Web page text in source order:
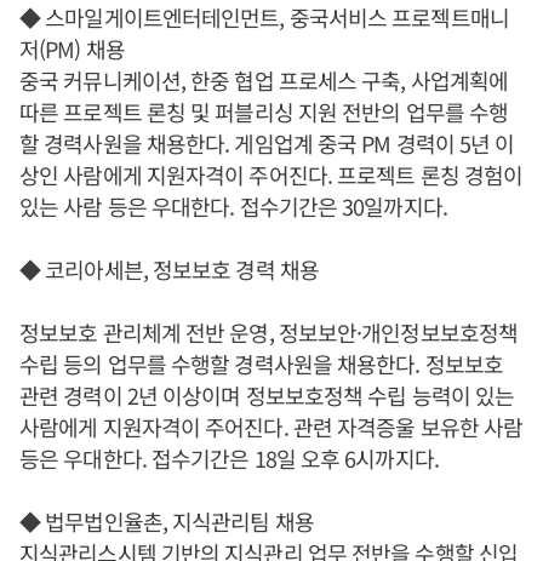
◆ 스마일게이트엔터테인먼트, 중국서비스 프로젝트매니
저(PM) 채용
중국 커뮤니케이션, 한중 협업 프로세스 구축, 사업계획에
따른 프로젝트 론칭 및 퍼블리싱 지원 전반의 업무를 수행
할 경력사원을 채용한다. 게임업계 중국 PM 경력이 5년 이
상인 사람에게 지원자격이 주어진다. 프로젝트 론칭 경험이
있는 사람 등은 우대한다. 접수기간은 30일까지다.
◆ 코리아세븐, 정보보호 경력 채용
정보보호 관리체계 전반 운영, 정보보안·개인정보보호정책
수립 등의 업무를 수행할 경력사원을 채용한다. 정보보호
관련 경력이 2년 이상이며 정보보호정책 수립 능력이 있는
사람에게 지원자격이 주어진다. 관련 자격증울 보유한 사람
등은 우대한다. 접수기간은 18일 오후 6시까지다.
◆ 법무법인율촌, 지식관리팀 채용
지식관리스시템 기반의 지식관리 업무 전반을 수행할 신입